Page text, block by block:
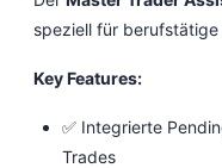
speziell für
Key Features:
✅ Integrierte
Trades